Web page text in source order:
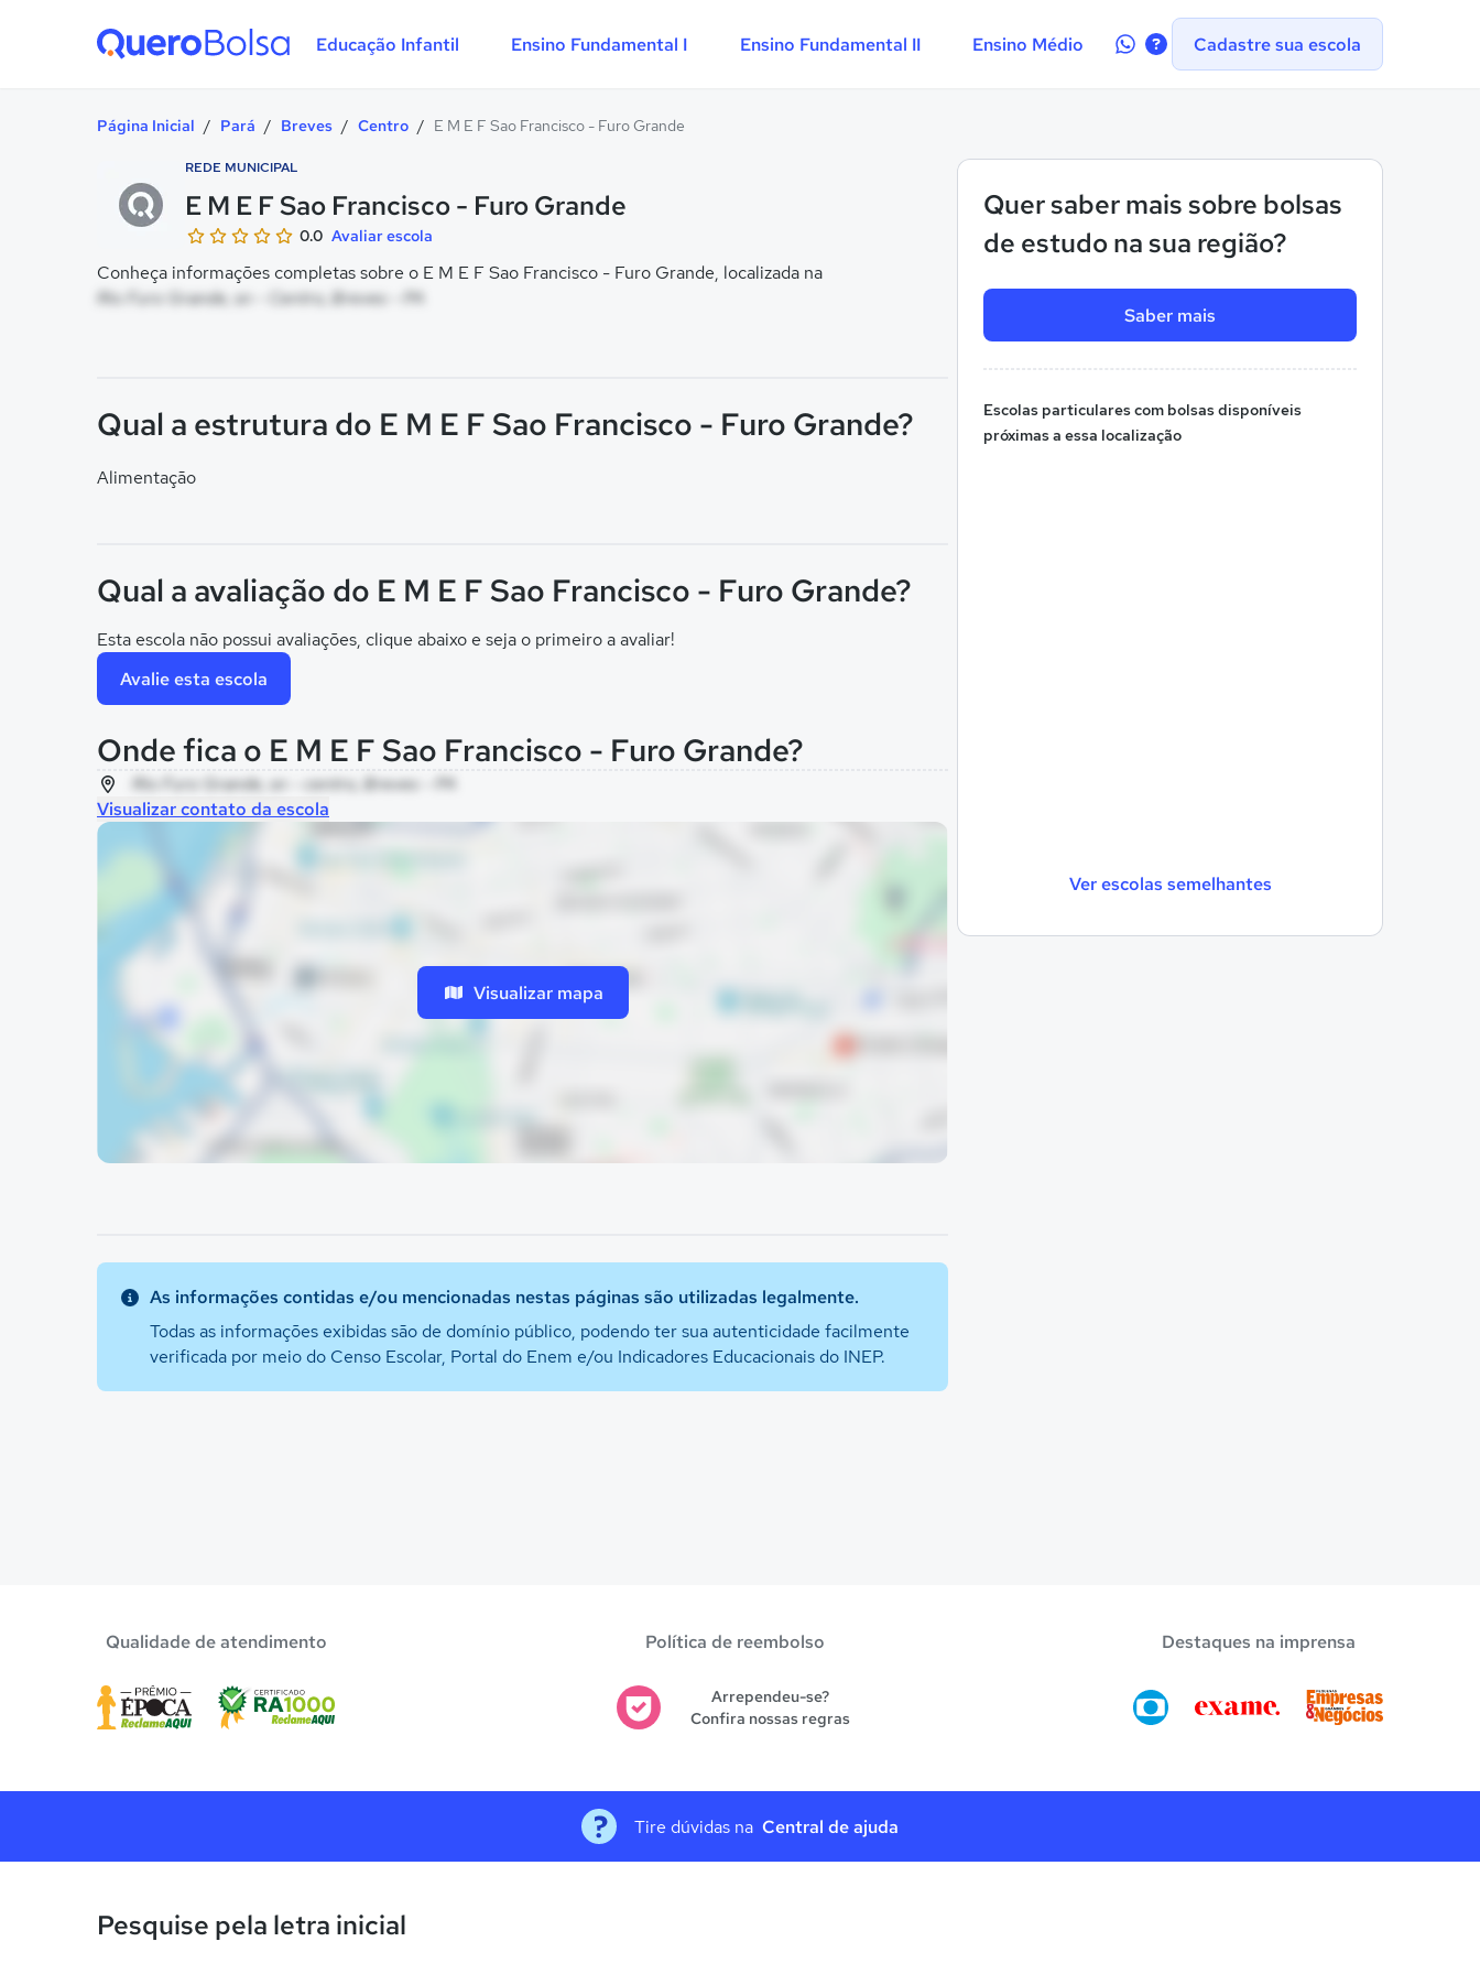
Educação Infantil Ensino Fundamental I Ensino Fundamental II Ensino Médio
Contate-Cadastre sua escola
Página Inicial / Pará / Breves / Centro / E M E F Sao Francisco - Furo Grande
REDE MUNICIPAL
E M E F Sao Francisco - Furo Grande
0.0 Avaliar escola
Conheça informações completas sobre o E M E F Sao Francisco - Furo Grande, localizada na
Rio Furo Grande, sn - Centro, Breves - PA
Quer saber mais sobre bolsas
de estudo na sua região?
Saber mais
Escolas particulares com bolsas disponíveis
próximas a essa localização
Ver escolas semelhantes
Qual a estrutura do E M E F Sao Francisco - Furo Grande?
Alimentação
Qual a avaliação do E M E F Sao Francisco - Furo Grande?
Esta escola não possui avaliações, clique abaixo e seja o primeiro a avaliar!
Avalie esta escola
Onde fica o E M E F Sao Francisco - Furo Grande?
Rio Furo Grande, sn - centro, Breves - PA
Visualizar contato da escola
Visualizar mapa
As informações contidas e/ou mencionadas nestas páginas são utilizadas legalmente.
Todas as informações exibidas são de domínio público, podendo ter sua autenticidade facilmente
verificada por meio do Censo Escolar, Portal do Enem e/ou Indicadores Educacionais do INEP.
Qualidade de atendimento Política de reembolso
Arrependeu-se?
Confira nossas regras
Destaques na imprensa
Tire dúvidas na Central de ajuda
Pesquise pela letra inicial